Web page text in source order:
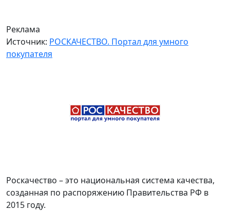
Реклама
Источник: РОСКАЧЕСТВО. Портал для умного
покупателя
Роскачество – это национальная система качества,
созданная по распоряжению Правительства РФ в
2015 году.